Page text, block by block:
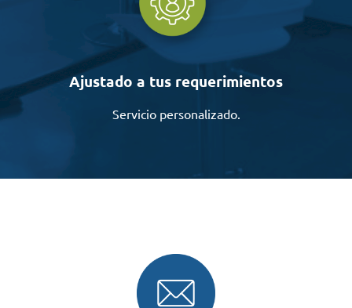
Ajustado a tus requerimientos
Servicio personalizado.